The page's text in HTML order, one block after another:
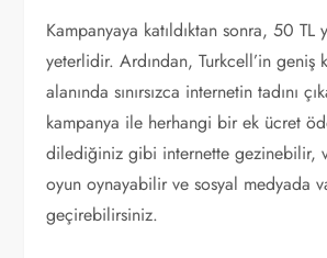
Kampanyaya katıldıktan sonra, 50 TL
yeterlidir. Ardından, Turkcell’in geniş
alanında sınırsızca internetin tadını
kampanya ile herhangi bir ek ücret
dilediğiniz gibi internette gezinebilir,
oyun oynayabilir ve sosyal medyada
geçirebilirsiniz.